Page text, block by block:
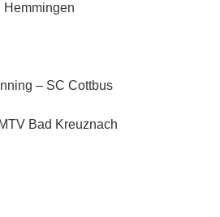
– SC Cottbus
Bad Kreuznach